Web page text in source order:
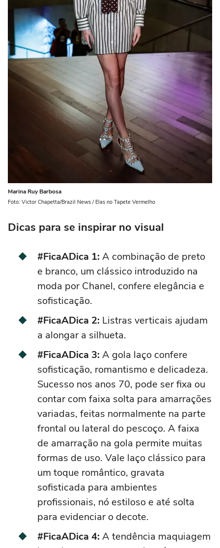
Marina Ruy Barbosa
Foto: Victor Chapetta/Brazil News / Elas no Tapete Vermelho
Dicas para se inspirar no visual
#FicaADica 1: A combinação de preto
e branco, um clássico introduzido na
moda por Chanel, confere elegância e
sofisticação.
#FicaADica 2: Listras verticais ajudam
a alongar a silhueta.
#FicaADica 3: A gola laço confere
sofisticação, romantismo e delicadeza.
Sucesso nos anos 70, pode ser fixa ou
contar com faixa solta para amarrações
variadas, feitas normalmente na parte
frontal ou lateral do pescoço. A faixa
de amarração na gola permite muitas
formas de uso. Vale laço clássico para
um toque romântico, gravata
sofisticada para ambientes
profissionais, nó estiloso e até solta
para evidenciar o decote.
#FicaADica 4: A tendência maquiagem